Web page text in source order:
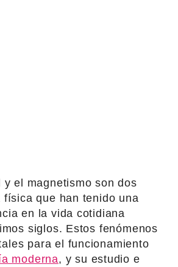
y el magnetismo son dos
física que han tenido una
en la vida cotidiana
siglos. Estos fenómenos
para el funcionamiento
moderna, y su estudio e